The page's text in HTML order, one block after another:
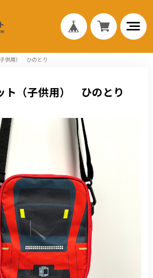
供用） ひのとり
ト（子供用） ひのとり